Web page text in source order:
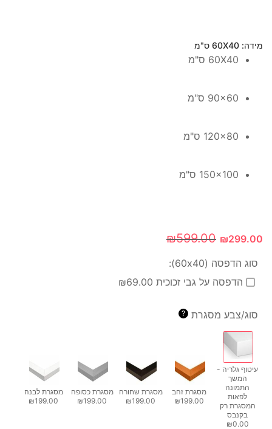
מידה: 60X40 ס"מ
60X40 ס"מ
90x60 ס"מ
120x80 ס"מ
150x100 ס"מ
₪299.00
₪599.00
סוג הדפסה (60x40):
הדפסה על גבי זכוכית ₪69.00
סוג/צבע מסגרת ?
עיטוף גלריה -
המשך
התמונה
לפאות
המסגרת רק
בקנבס
₪0.00
מסגרת זהב
₪199.00
מסגרת שחורה
₪199.00
מסגרת כסופה
₪199.00
מסגרת לבנה
₪199.00